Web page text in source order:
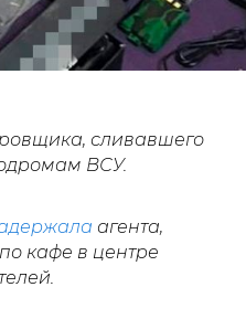
сливавшего
ВСУ.
агента,
кафе в центре